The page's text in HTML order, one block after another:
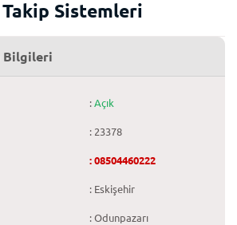
Sistemleri
Bilgileri
: Açık
: 23378
: 08504460222
: Eskişehir
: Odunpazarı